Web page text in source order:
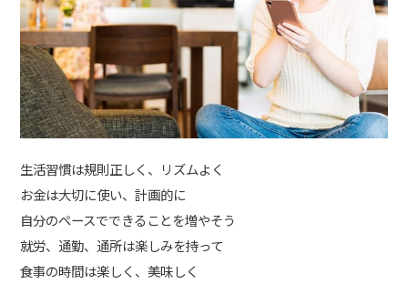
生活習慣は規則正しく、リズムよく
お金は大切に使い、計画的に
自分のペースでできることを増やそう
就労、通勤、通所は楽しみを持って
食事の時間は楽しく、美味しく